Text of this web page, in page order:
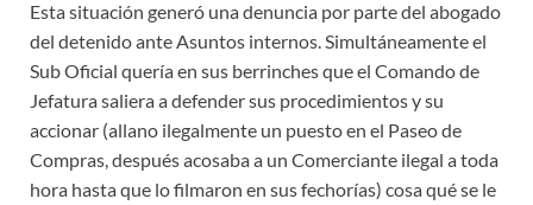
Esta situación generó una denuncia por parte del abogado
del detenido ante Asuntos internos. Simultáneamente el
Sub Oficial quería en sus berrinches que el Comando de
Jefatura saliera a defender sus procedimientos y su
accionar (allano ilegalmente un puesto en el Paseo de
Compras, después acosaba a un Comerciante ilegal a toda
hora hasta que lo filmaron en sus fechorías) cosa qué se le